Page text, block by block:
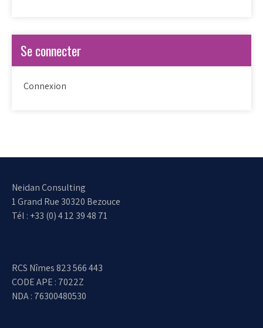
Se connecter
Connexion
Neidan Consulting
1 Grand Rue 30320 Bezouce
Tél : +33 (0) 4 12 39 48 71
RCS Nîmes 823 566 443
CODE APE : 7022Z
NDA : 76300480530